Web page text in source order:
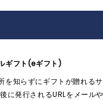
ギフト(eギフト)
を知らずにギフトが贈れる
に発行されるURLをメール